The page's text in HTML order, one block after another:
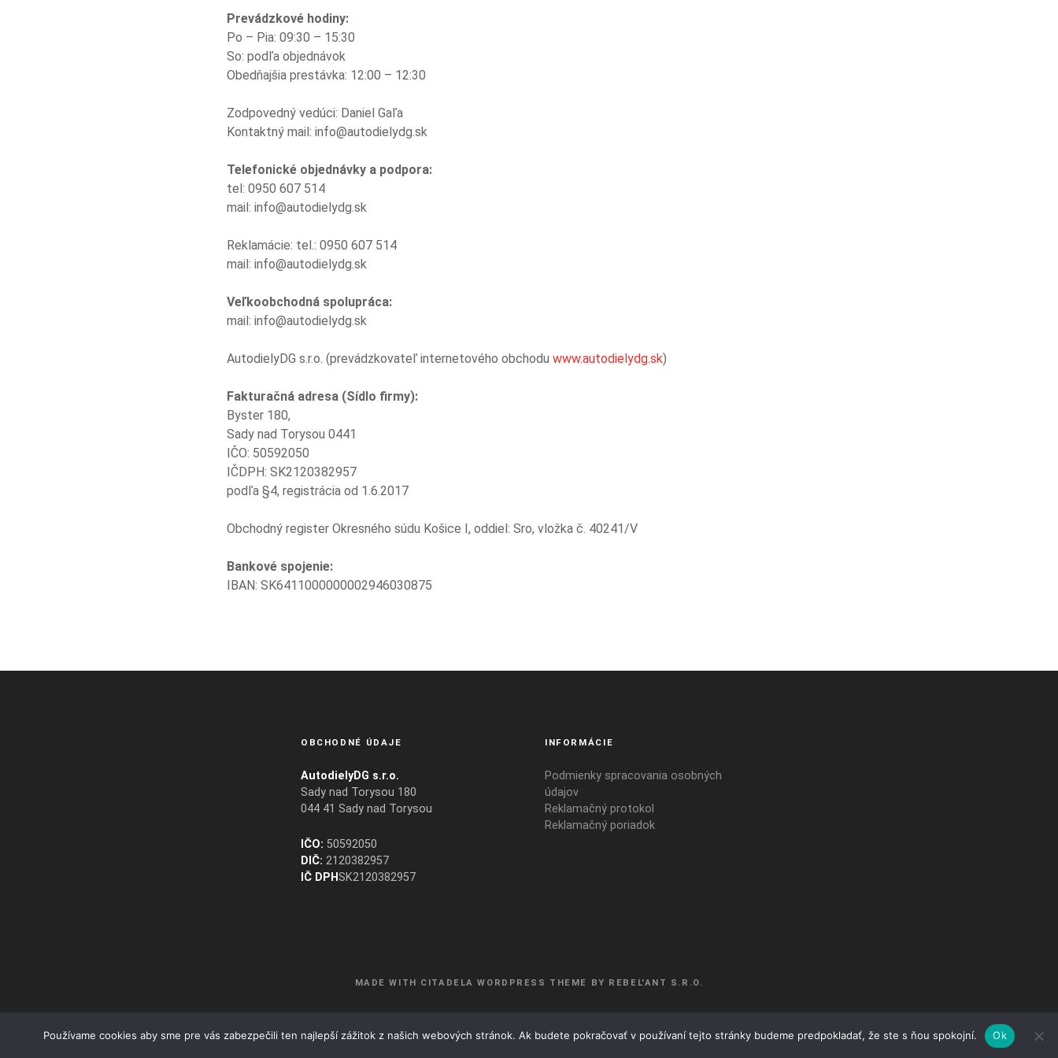
Prevádzkové hodiny:
Po – Pia: 09:30 – 15:30
So: podľa objednávok
Obedňajšia prestávka: 12:00 – 12:30
Zodpovedný vedúci: Daniel Gaľa
Kontaktný mail: info@autodielydg.sk
Telefonické objednávky a podpora:
tel: 0950 607 514
mail: info@autodielydg.sk
Reklamácie: tel.: 0950 607 514
mail: info@autodielydg.sk
Veľkoobchodná spolupráca:
mail: info@autodielydg.sk
AutodielyDG s.r.o. (prevádzkovateľ internetového obchodu www.autodielydg.sk)
Fakturačná adresa (Sídlo firmy):
Byster 180,
Sady nad Torysou 0441
IČO: 50592050
IČDPH: SK2120382957
podľa §4, registrácia od 1.6.2017
Obchodný register Okresného súdu Košice I, oddiel: Sro, vložka č. 40241/V
Bankové spojenie:
IBAN: SK6411000000002946030875
OBCHODNÉ ÚDAJE
AutodielyDG s.r.o.
Sady nad Torysou 180
044 41 Sady nad Torysou
IČO: 50592050
DIČ: 2120382957
IČ DPH SK2120382957
INFORMÁCIE
Podmienky spracovania osobných
údajov
Reklamačný protokol
Reklamačný poriadok
MADE WITH CITADELA WORDPRESS THEME BY REBEL'ANT S.R.O.
Používame cookies aby sme pre vás zabezpečili ten najlepší zážitok z našich webových stránok. Ak budete pokračovať v používaní tejto stránky budeme predpokladať, že ste s ňou spokojní. Ok